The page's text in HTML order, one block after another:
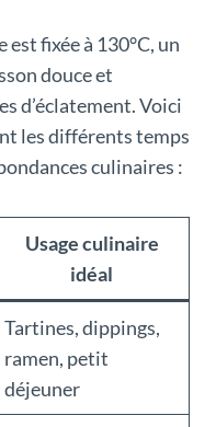
fixée à 130°C, un
douce et
d’éclatement. Voici
les différents temps
culinaires :
Usage culinaire
idéal
Tartines, dippings,
ramen, petit
déjeuner